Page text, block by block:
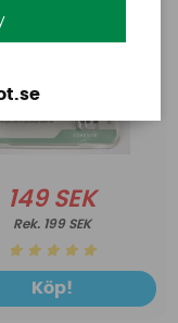
149 SEK
199 SEK
Köp!